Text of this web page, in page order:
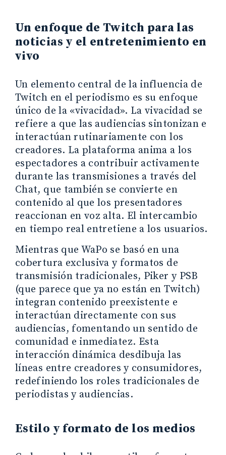
Un enfoque de Twitch para las
noticias y el entretenimiento en
vivo
Un elemento central de la influencia de
Twitch en el periodismo es su enfoque
único de la «vivacidad». La vivacidad se
refiere a que las audiencias sintonizan e
interactúan rutinariamente con los
creadores. La plataforma anima a los
espectadores a contribuir activamente
durante las transmisiones a través del
Chat, que también se convierte en
contenido al que los presentadores
reaccionan en voz alta. El intercambio
en tiempo real entretiene a los usuarios.
Mientras que WaPo se basó en una
cobertura exclusiva y formatos de
transmisión tradicionales, Piker y PSB
(que parece que ya no están en Twitch)
integran contenido preexistente e
interactúan directamente con sus
audiencias, fomentando un sentido de
comunidad e inmediatez. Esta
interacción dinámica desdibuja las
líneas entre creadores y consumidores,
redefiniendo los roles tradicionales de
periodistas y audiencias.
Estilo y formato de los medios